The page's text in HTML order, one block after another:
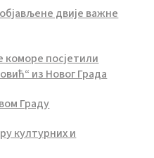
двије важне
посјетили
из Новог Града
Граду
културних и